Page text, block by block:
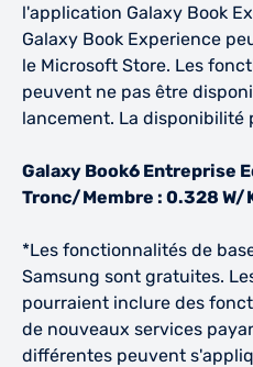
l'application Galaxy Book
Galaxy Book Experience
le Microsoft Store. Les
peuvent ne pas être
lancement. La disponibilité
Galaxy Book6 Entreprise
Tronc/Membre : 0.328 W/
*Les fonctionnalités de
Samsung sont gratuites.
pourraient inclure des
de nouveaux services
différentes peuvent